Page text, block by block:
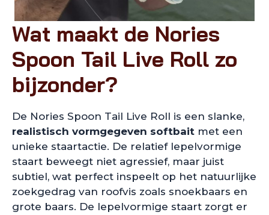
Wat maakt de Nories
Spoon Tail Live Roll zo
bijzonder?
De Nories Spoon Tail Live Roll is een slanke,
realistisch vormgegeven softbait met een
unieke staartactie. De relatief lepelvormige
staart beweegt niet agressief, maar juist
subtiel, wat perfect inspeelt op het natuurlijke
zoekgedrag van roofvis zoals snoekbaars en
grote baars. De lepelvormige staart zorgt er